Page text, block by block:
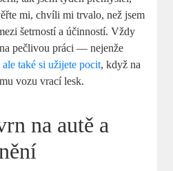
mi, chvíli mi trvalo, než jsem
šetrností a účinností. Vždy
pečlivou práci — nejenže
ale také si užijete pocit, když na
vozu vrací lesk.
na autě a